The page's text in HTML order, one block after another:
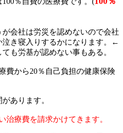
会社は労災を認めないので会社
泣き寝入りするかになります。←
も労基が認めない事もある。
費から20％自己負担の健康保険
あります。
治療費を請求かけてきます。